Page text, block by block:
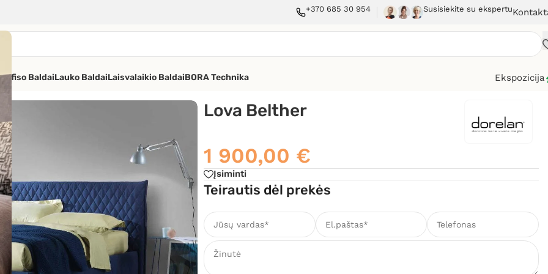
+370 685 30 954 Susisiekite su ekspertu
Ofiso BaldaiLauko BaldaiLaisvalaikio BaldaiBORA Technika
Ekspozicija
Lova Belther
1 900,00 €
Įsiminti
Teirautis dėl prekės